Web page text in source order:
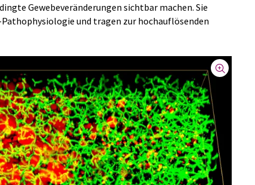
Gewebeveränderungen sichtbar machen. Sie
und tragen zur hochauflösenden